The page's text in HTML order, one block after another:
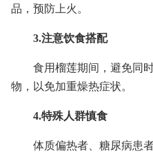
品，预防上火。
3.注意饮食搭配
食用榴莲期间，避免同
物，以免加重燥热症状。
4.特殊人群慎食
体质偏热者、糖尿病患